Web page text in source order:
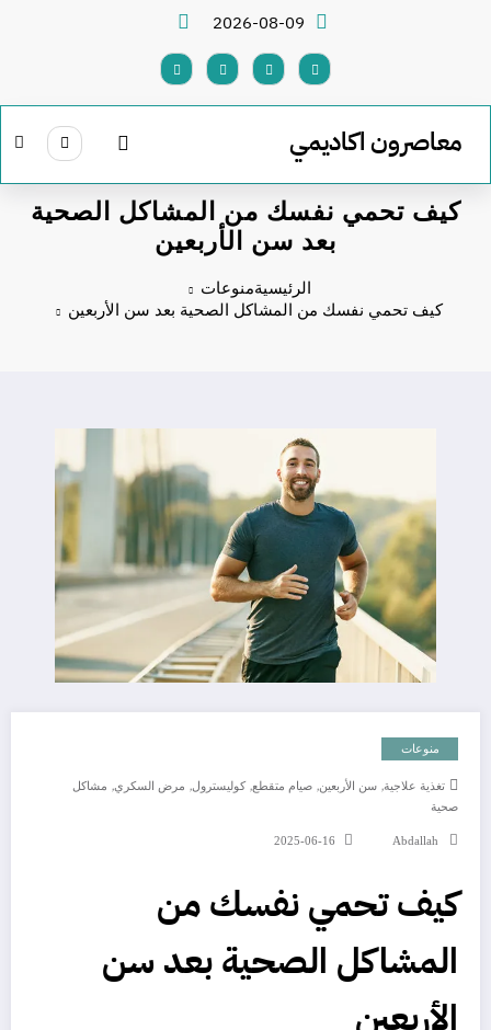
2026-08-09
معاصرون اكاديمي
كيف تحمي نفسك من المشاكل الصحية
بعد سن الأربعين
الرئيسيةمنوعات
كيف تحمي نفسك من المشاكل الصحية بعد سن الأربعين
منوعات
تغذية علاجية, سن الأربعين, صيام متقطع,كوليسترول, مرض السكري, مشاكل
صحية
Abdallah
2025-06-16
كيف تحمي نفسك من
المشاكل الصحية بعد سن
الأربعين